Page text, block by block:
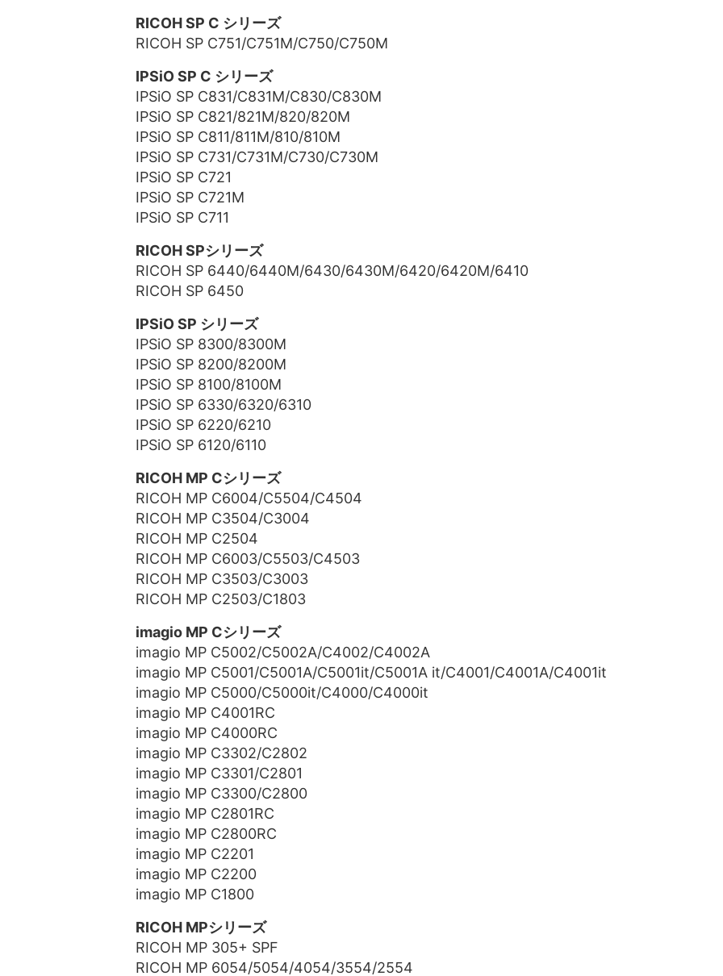
RICOH SP C シリーズ
RICOH SP C751/C751M/C750/C750M
IPSiO SP C シリーズ
IPSiO SP C831/C831M/C830/C830M
IPSiO SP C821/821M/820/820M
IPSiO SP C811/811M/810/810M
IPSiO SP C731/C731M/C730/C730M
IPSiO SP C721
IPSiO SP C721M
IPSiO SP C711
RICOH SPシリーズ
RICOH SP 6440/6440M/6430/6430M/6420/6420M/6410
RICOH SP 6450
IPSiO SP シリーズ
IPSiO SP 8300/8300M
IPSiO SP 8200/8200M
IPSiO SP 8100/8100M
IPSiO SP 6330/6320/6310
IPSiO SP 6220/6210
IPSiO SP 6120/6110
RICOH MP Cシリーズ
RICOH MP C6004/C5504/C4504
RICOH MP C3504/C3004
RICOH MP C2504
RICOH MP C6003/C5503/C4503
RICOH MP C3503/C3003
RICOH MP C2503/C1803
imagio MP Cシリーズ
imagio MP C5002/C5002A/C4002/C4002A
imagio MP C5001/C5001A/C5001it/C5001A it/C4001/C4001A/C4001it
imagio MP C5000/C5000it/C4000/C4000it
imagio MP C4001RC
imagio MP C4000RC
imagio MP C3302/C2802
imagio MP C3301/C2801
imagio MP C3300/C2800
imagio MP C2801RC
imagio MP C2800RC
imagio MP C2201
imagio MP C2200
imagio MP C1800
RICOH MPシリーズ
RICOH MP 305+ SPF
RICOH MP 6054/5054/4054/3554/2554